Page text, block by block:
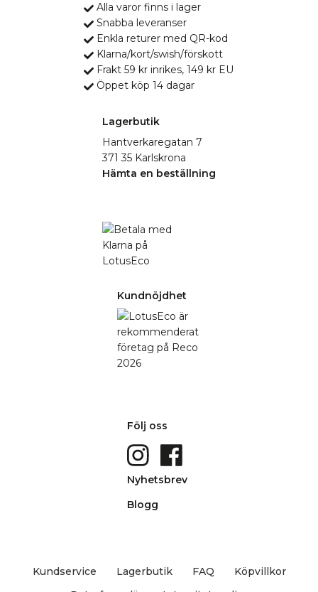
Alla varor finns i lager
Snabba leveranser
Enkla returer med QR-kod
Klarna/kort/swish/förskott
Frakt 59 kr inrikes, 149 kr EU
Öppet köp 14 dagar
Lagerbutik
Hantverkaregatan 7
371 35 Karlskrona
Hämta en beställning
Kundnöjdhet
Följ oss
Nyhetsbrev
Blogg
Kundservice Lagerbutik FAQ
Köpvillkor